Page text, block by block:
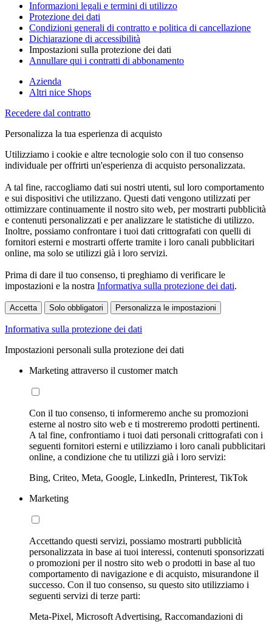
Informazioni legali e termini di utilizzo
Protezione dei dati
Condizioni generali di contratto e politica di cancellazione
Dichiarazione di accessibilità
Impostazioni sulla protezione dei dati
Annullare qui i contratti di abbonamento
Azienda
Altri nice Shops
Recedere dal contratto
Personalizza la tua esperienza di acquisto
Utilizziamo i cookie e altre tecnologie solo con il tuo consenso
individuale per offrirti un'esperienza di acquisto personalizzata.
A tal fine, raccogliamo dati sui nostri utenti, sul loro comportamento
e sui dispositivi che utilizzano. Questi dati vengono utilizzati per
ottimizzare continuamente il nostro sito web, per mostrarti pubblicità
e contenuti personalizzati e per analizzare le statistiche di utilizzo.
Inoltre, possiamo confrontare i tuoi dati crittografati con quelli di
fornitori esterni e mostrarti offerte tramite i loro canali pubblicitari
online, ma solo se utilizzi già i loro servizi.
Prima di dare il tuo consenso, ti preghiamo di verificare le
impostazioni e la nostra Informativa sulla protezione dei dati.
Accetta Solo obbligatori Personalizza le impostazioni
Informativa sulla protezione dei dati
Impostazioni personali sulla protezione dei dati
Marketing attraverso il customer match
Con il tuo consenso, ti informeremo anche su promozioni
esterne al nostro sito web e ti mostreremo prodotti pertinenti.
A tal fine, confrontiamo i tuoi dati personali crittografati con i
seguenti fornitori esterni e utilizziamo i loro canali pubblicitari
online, a condizione che tu utilizzi già i loro servizi:
Bing, Criteo, Meta, Google, LinkedIn, Printerest, TikTok
Marketing
Accettando questi servizi, possiamo mostrarti pubblicità
personalizzata in base ai tuoi interessi, contenuti sponsorizzati
o promozioni per il nostro sito web o prodotti in base al tuo
comportamento di navigazione e di acquisto, misurandone il
successo. Con il tuo consenso, su questo sito utilizziamo i
seguenti servizi di terze parti:
Meta-Pixel, Microsoft Advertising, Raccomandazioni di